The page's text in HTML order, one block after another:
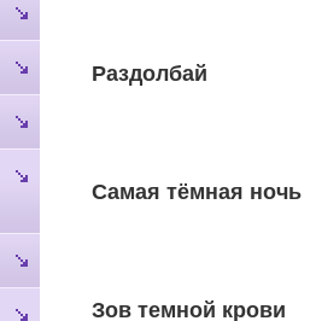
Раздолбай
Самая тёмная ночь
Зов темной крови